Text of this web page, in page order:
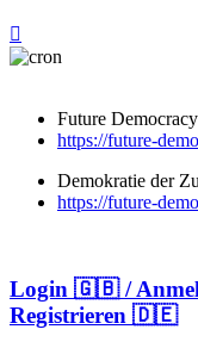
Future
https://future-
Demokratie der
https://future-
Login 🇬🇧 /
Registrieren 🇩🇪